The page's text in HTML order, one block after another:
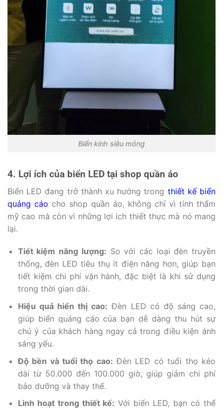
Biển kính siêu mỏng
4. Lợi ích của biển LED tại shop quần áo
Biển LED đang trở thành xu hướng trong thiết kế biển
quảng cáo cho shop quần áo, không chỉ vì tính thẩm
mỹ cao mà còn vì những lợi ích thiết thực mà nó mang
lại.
Tiết kiệm năng lượng: So với các loại đèn truyền
thống, đèn LED tiêu thụ ít điện năng hơn, giúp bạn
tiết kiệm chi phí vận hành, đặc biệt là khi sử dụng
trong thời gian dài.
Hiệu quả hiển thị cao: Đèn LED có độ sáng cao,
giúp biển quảng cáo của bạn dễ dàng thu hút sự
chú ý của khách hàng ngay cả trong điều kiện ánh
sáng yếu.
Độ bền và tuổi thọ cao: Đèn LED có tuổi thọ kéo
dài từ 50.000 đến 100.000 giờ, giúp giảm chi phí
bảo dưỡng và thay thế.
Linh hoạt trong thiết kế: Với biển LED, bạn có thể